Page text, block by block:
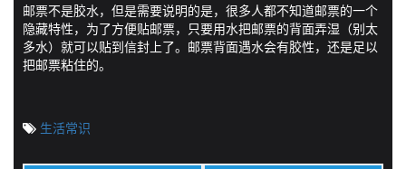
邮票不是胶水，但是需要说明的是，很多人都不知道邮票的一个
隐藏特性，为了方便贴邮票，只要用水把邮票的背面弄湿（别太
多水）就可以贴到信封上了。邮票背面遇水会有胶性，还是足以
把邮票粘住的。
生活常识